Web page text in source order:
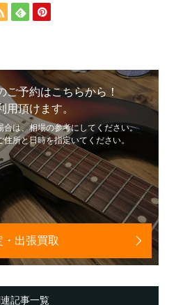
ご予約はこちらから！
用頂けます。
合は、相場の参考にしてください。
所と日時を指定いてください。
・出張買取
記事一覧